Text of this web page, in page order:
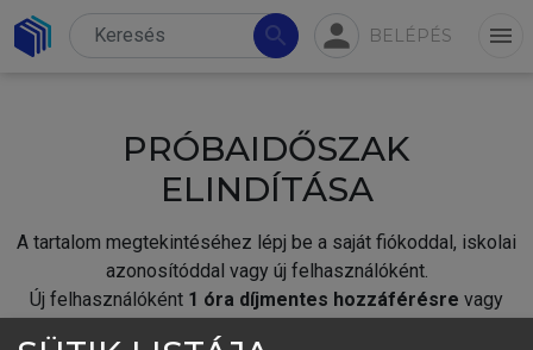
search person BELÉPÉS menu
PRÓBAIDŐSZAK
ELINDÍTÁSA
A tartalom megtekintéséhez lépj be a saját fiókoddal, iskolai
azonosítóddal vagy új felhasználóként.
Új felhasználóként 1 óra díjmentes hozzáférésre vagy